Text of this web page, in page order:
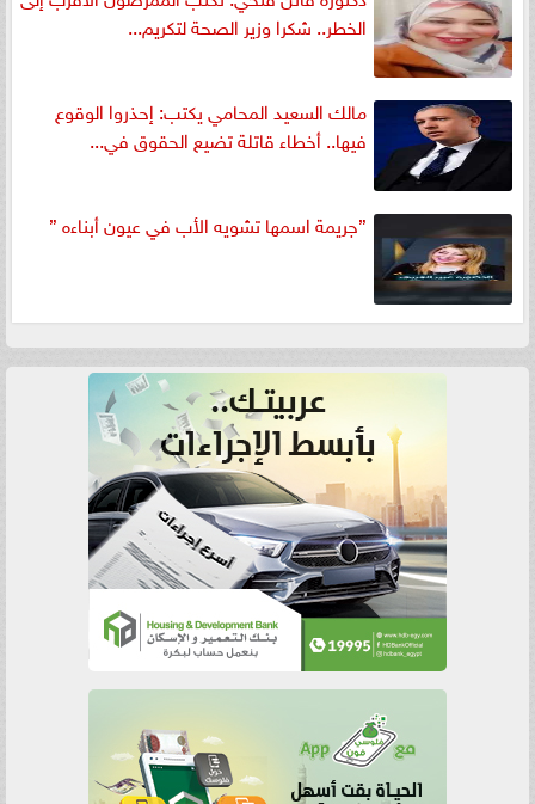
الخطر.. شكرا وزير الصحة لتكريم...
مالك السعيد المحامي يكتب: إحذروا الوقوع
فيها.. أخطاء قاتلة تضيع الحقوق في...
”جريمة اسمها تشويه الأب في عيون أبناءه ”